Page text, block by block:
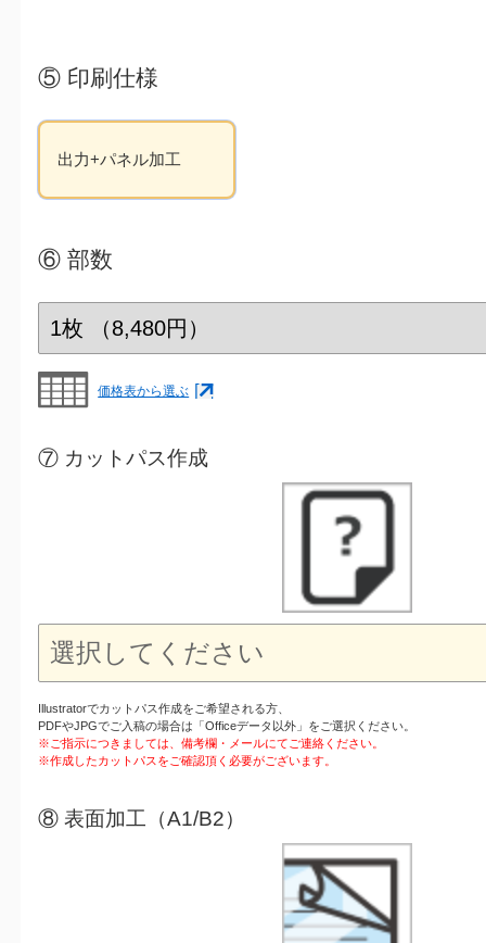
⑤ 印刷仕様
出力+パネル加工
⑥ 部数
価格表から選ぶ
⑦ カットパス作成
Illustratorでカットパス作成をご希望される方、
PDFやJPGでご入稿の場合は「Officeデータ以外」をご選択ください。
※ご指示につきましては、備考欄・メールにてご連絡ください。
※作成したカットパスをご確認頂く必要がございます。
⑧ 表面加工（A1/B2）